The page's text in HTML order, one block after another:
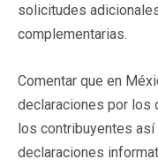
solicitudes
complementarias.
Comentar que en
declaraciones por
los contribuyentes así
declaraciones